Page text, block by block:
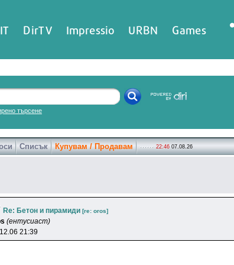
IT DirTV Impressio URBN Games
търсене
Списък Купувам / Продавам 22:46 07.08.26
Re: Бетон и пирамиди [re: oros]
(ентусиаст)
21:39